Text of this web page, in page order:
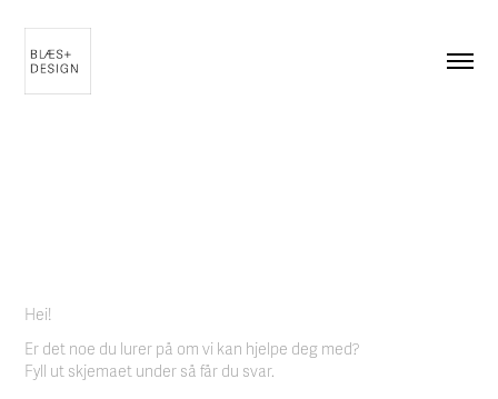
Hei!
Er det noe du lurer på om vi kan hjelpe deg med?
Fyll ut skjemaet under så får du svar.